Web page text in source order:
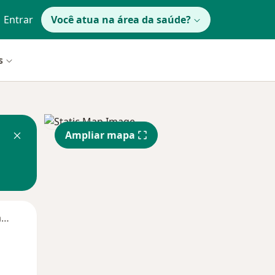
Entrar Você atua na área da saúde?
Segunda-feira
Ampliar mapa